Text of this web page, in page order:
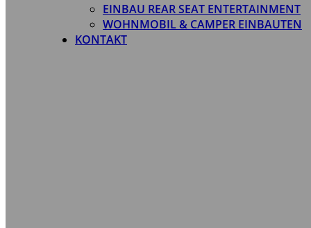
EINBAU REAR SEAT ENTERTAINMENT
WOHNMOBIL & CAMPER EINBAUTEN
KONTAKT